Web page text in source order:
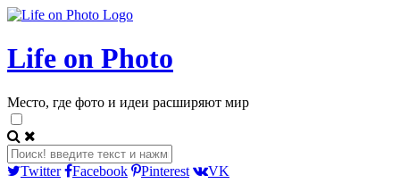
Life on Photo
Место, где фото и идеи расширяют мир
Twitter Facebook Pinterest
VK